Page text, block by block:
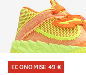
ÉCONOMISE 49 €
ÉCONOMISE 49 €